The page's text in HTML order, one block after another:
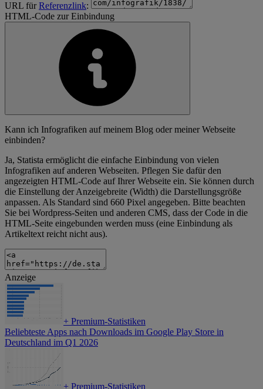
URL fürReferenzlink:
HTML-Code zur Einbindung
Kann ich Infografiken auf meinem Blog oder meiner Webseite
einbinden?
Ja, Statista ermöglicht die einfache Einbindung von vielen
Infografiken auf anderen Webseiten. Pflegen Sie dafür den
angezeigten HTML-Code auf Ihrer Webseite ein. Sie können durch
die Einstellung der Anzeigebreite (Width) die Darstellungsgröße
anpassen. Als Standard sind 660 Pixel angegeben. Bitte beachten
Sie bei Wordpress-Seiten und anderen CMS, dass der Code in die
HTML-Seite eingebunden werden muss (eine Einbindung als
Artikeltext reicht nicht aus).
Anzeige
+ Premium-Statistiken
Beliebteste Apps nach Downloads im Google Play Store in
Deutschland im Q1 2026
+ Premium-Statistiken